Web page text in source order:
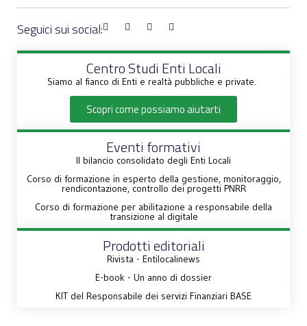
Seguici sui social:
Centro Studi Enti Locali
Siamo al fianco di Enti e realtà pubbliche e private.
Scopri come possiamo aiutarti
Eventi formativi
Il bilancio consolidato degli Enti Locali
Corso di formazione in esperto della gestione, monitoraggio,
rendicontazione, controllo dei progetti PNRR
Corso di formazione per abilitazione a responsabile della
transizione al digitale
Prodotti editoriali
Rivista - Entilocalinews
E-book - Un anno di dossier
KIT del Responsabile dei servizi Finanziari BASE